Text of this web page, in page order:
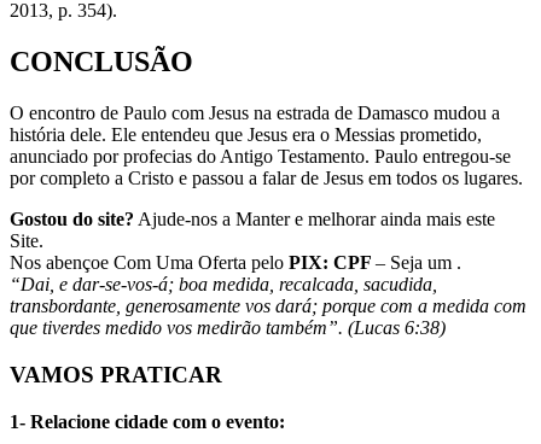
2013, p. 354).
CONCLUSÃO
O encontro de Paulo com Jesus na estrada de Damasco mudou a
história dele. Ele entendeu que Jesus era o Messias prometido,
anunciado por profecias do Antigo Testamento. Paulo entregou-se
por completo a Cristo e passou a falar de Jesus em todos os lugares.
Gostou do site? Ajude-nos a Manter e melhorar ainda mais este
Site.
Nos abençoe Com Uma Oferta pelo PIX: CPF – Seja um .
“Dai, e dar-se-vos-á; boa medida, recalcada, sacudida,
transbordante, generosamente vos dará; porque com a medida com
que tiverdes medido vos medirão também”. (Lucas 6:38)
VAMOS PRATICAR
1- Relacione cidade com o evento: